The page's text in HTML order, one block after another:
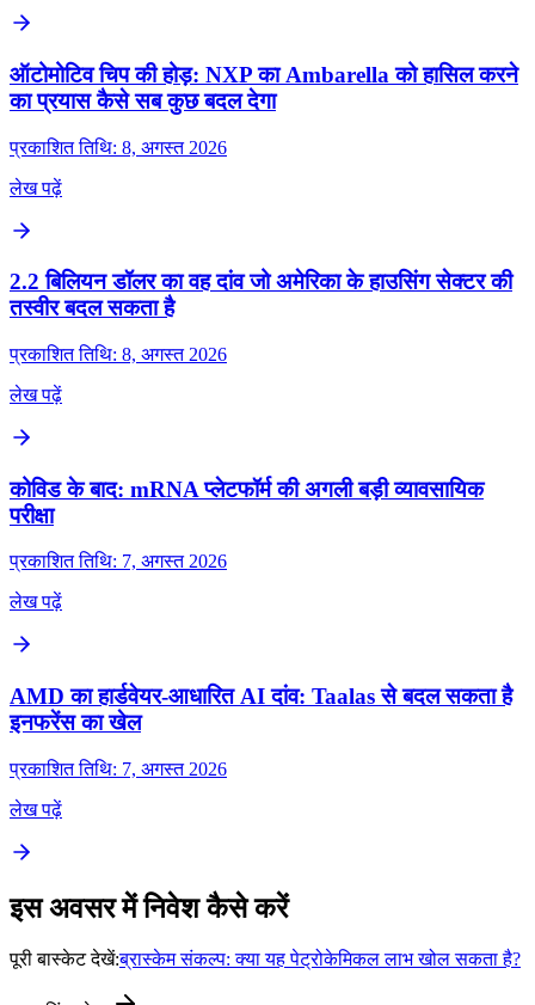
ऑटोमोटिव चिप की होड़: NXP का Ambarella को हासिल करने
का प्रयास कैसे सब कुछ बदल देगा
प्रकाशित तिथि: 8, अगस्त 2026
लेख पढ़ें
2.2 बिलियन डॉलर का वह दांव जो अमेरिका के हाउसिंग सेक्टर की
तस्वीर बदल सकता है
प्रकाशित तिथि: 8, अगस्त 2026
लेख पढ़ें
कोविड के बाद: mRNA प्लेटफॉर्म की अगली बड़ी व्यावसायिक
परीक्षा
प्रकाशित तिथि: 7, अगस्त 2026
लेख पढ़ें
AMD का हार्डवेयर-आधारित AI दांव: Taalas से बदल सकता है
इनफरेंस का खेल
प्रकाशित तिथि: 7, अगस्त 2026
लेख पढ़ें
इस अवसर में निवेश कैसे करें
पूरी बास्केट देखें:ब्रास्केम संकल्प: क्या यह पेट्रोकेमिकल लाभ खोल सकता है?